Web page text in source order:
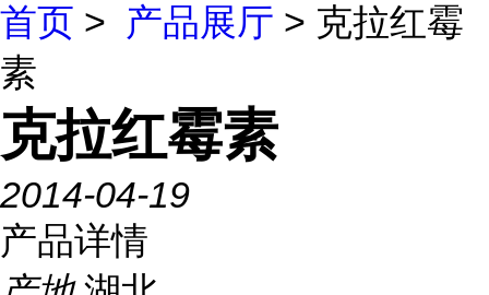
首页 > 产品展厅 > 克拉红霉
素
克拉红霉素
2014-04-19
产品详情